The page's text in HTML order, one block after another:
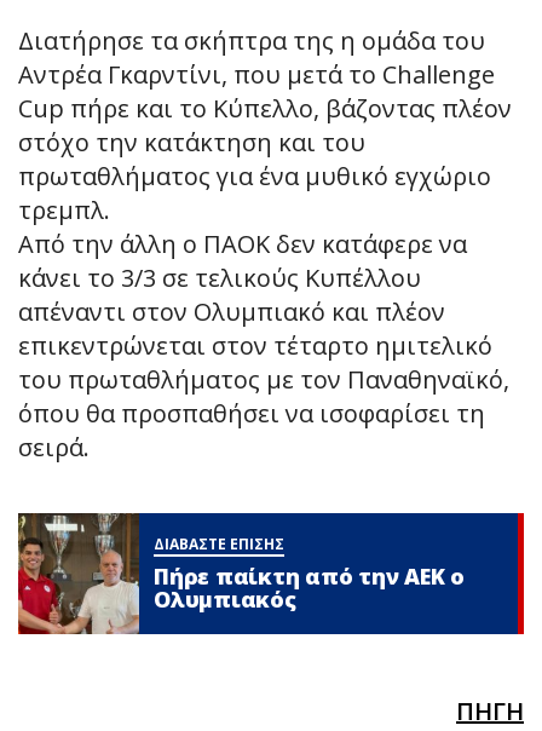
Διατήρησε τα σκήπτρα της η ομάδα του
Αντρέα Γκαρντίνι, που μετά το Challenge
Cup πήρε και το Κύπελλο, βάζοντας πλέον
στόχο την κατάκτηση και του
πρωταθλήματος για ένα μυθικό εγχώριο
τρεμπλ.
Από την άλλη ο ΠΑΟΚ δεν κατάφερε να
κάνει το 3/3 σε τελικούς Κυπέλλου
απέναντι στον Ολυμπιακό και πλέον
επικεντρώνεται στον τέταρτο ημιτελικό
του πρωταθλήματος με τον Παναθηναϊκό,
όπου θα προσπαθήσει να ισοφαρίσει τη
σειρά.
ΔΙΑΒΑΣΤΕ ΕΠΙΣΗΣ
Πήρε παίκτη από την ΑΕΚ ο
Ολυμπιακός
ΠΗΓΗ